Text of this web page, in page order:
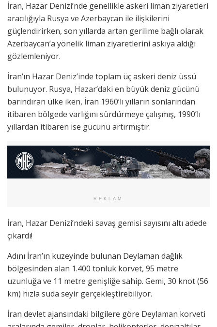
İran, Hazar Denizi’nde genellikle askeri liman ziyaretleri
aracılığıyla Rusya ve Azerbaycan ile ilişkilerini
güçlendirirken, son yıllarda artan gerilime bağlı olarak
Azerbaycan’a yönelik liman ziyaretlerini askıya aldığı
gözlemleniyor.
İran’ın Hazar Deniz’inde toplam üç askeri deniz üssü
bulunuyor. Rusya, Hazar’daki en büyük deniz gücünü
barındıran ülke iken, İran 1960’lı yılların sonlarından
itibaren bölgede varlığını sürdürmeye çalışmış, 1990’lı
yıllardan itibaren ise gücünü artırmıştır.
REKLAM
İran, Hazar Denizi’ndeki savaş gemisi sayısını altı adede
çıkardı!
Adını İran’ın kuzeyinde bulunan Deylaman dağlık
bölgesinden alan 1.400 tonluk korvet, 95 metre
uzunluğa ve 11 metre genişliğe sahip. Gemi, 30 knot (56
km) hızla suda seyir gerçekleştirebiliyor.
İran devlet ajansındaki bilgilere göre Deylaman korveti